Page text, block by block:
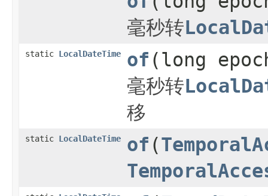
毫秒转
static LocalDateTime of (long
毫秒转
移
static LocalDateTime of (